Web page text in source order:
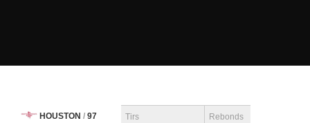
HOUSTON / 97 Tirs Rebonds